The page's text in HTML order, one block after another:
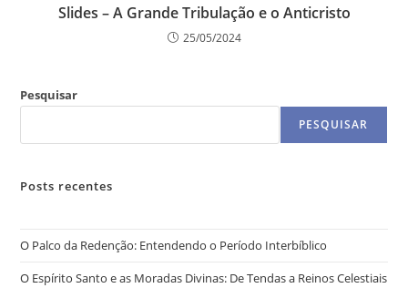
Slides – A Grande Tribulação e o Anticristo
25/05/2024
Pesquisar
PESQUISAR
Posts recentes
O Palco da Redenção: Entendendo o Período Interbíblico
O Espírito Santo e as Moradas Divinas: De Tendas a Reinos Celestiais